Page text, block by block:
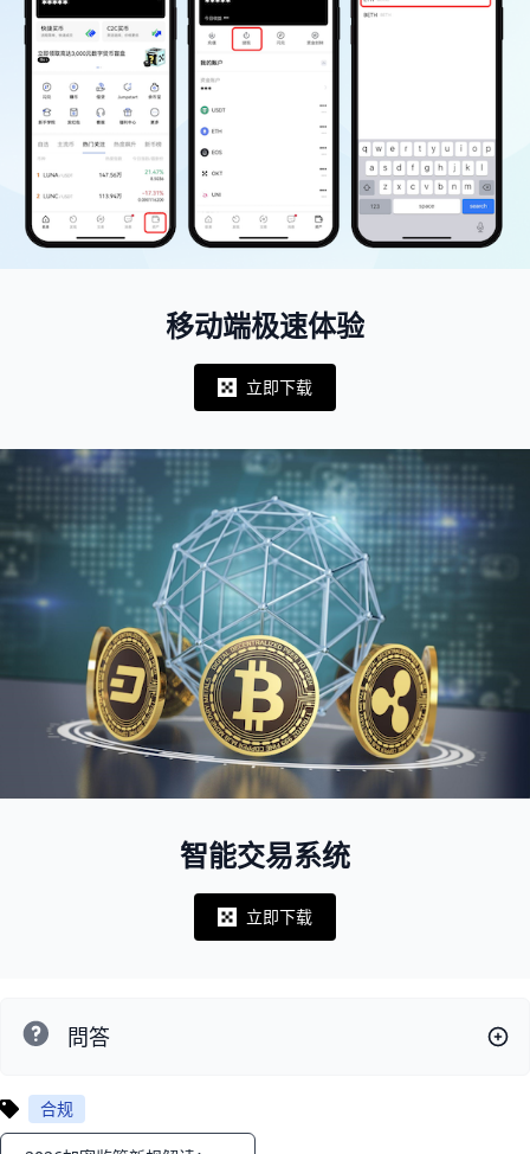
移动端极速体验
Notifications
立即下载
智能交易系统
Notifications
立即下载
問答
合规